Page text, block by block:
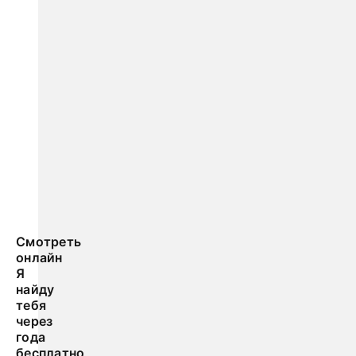
Смотреть
онлайн
Я
найду
тебя
через
года
бесплатно